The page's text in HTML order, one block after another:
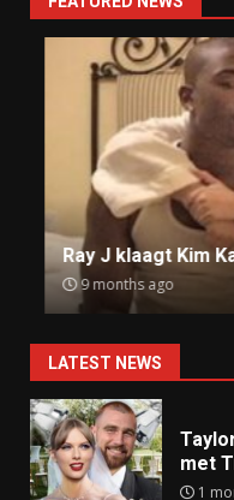
Ray J klaagt Kim
9 months ago
LATEST NEWS
met
1